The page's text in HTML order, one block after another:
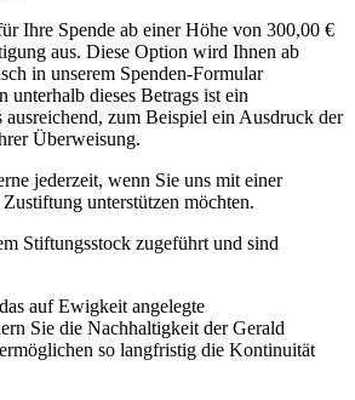
Ihre Spende ab einer Höhe von 300,00 €
aus. Diese Option wird Ihnen ab
in unserem Spenden-Formular
unterhalb dieses Betrags ist ein
zum Beispiel ein Ausdruck der
Überweisung.
jederzeit, wenn Sie uns mit einer
unterstützen möchten.
Stiftungsstock zugeführt und sind
auf Ewigkeit angelegte
Sie die Nachhaltigkeit der Gerald
so langfristig die Kontinuität